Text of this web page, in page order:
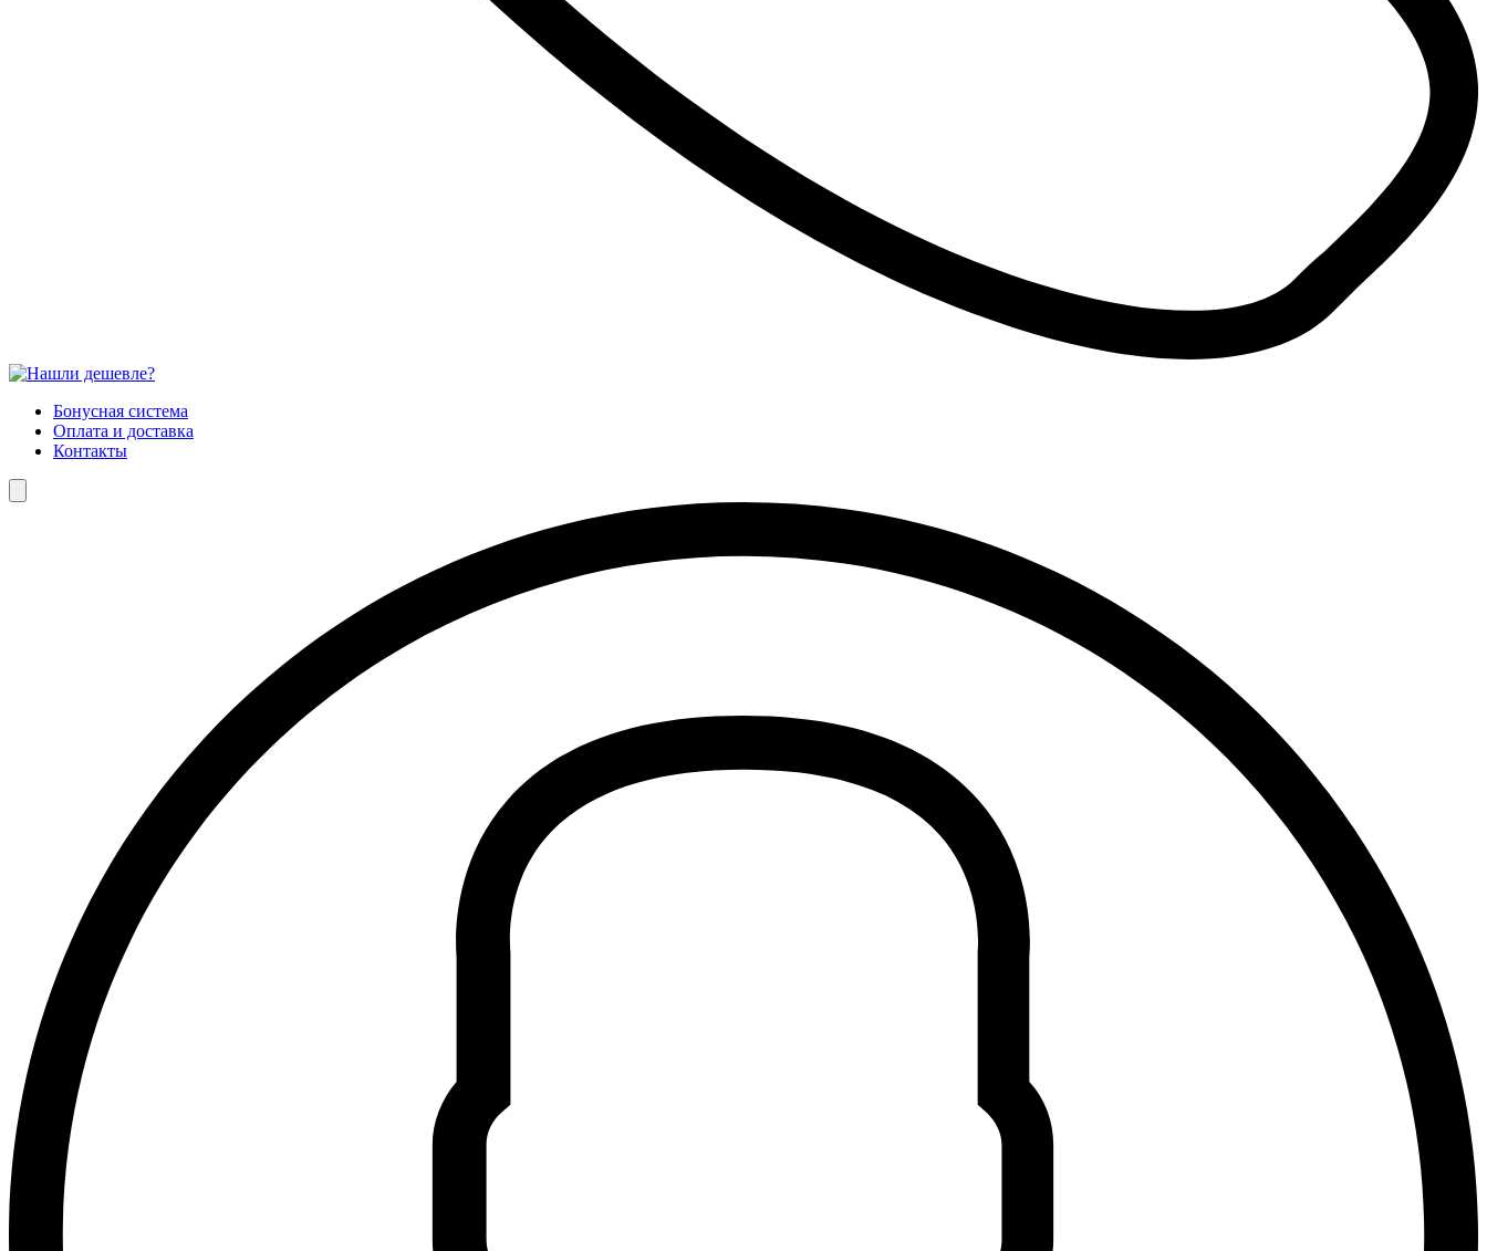
Бонусная система
Оплата и доставка
Контакты